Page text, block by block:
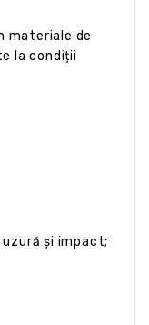
materiale de
la condiții
și impact;